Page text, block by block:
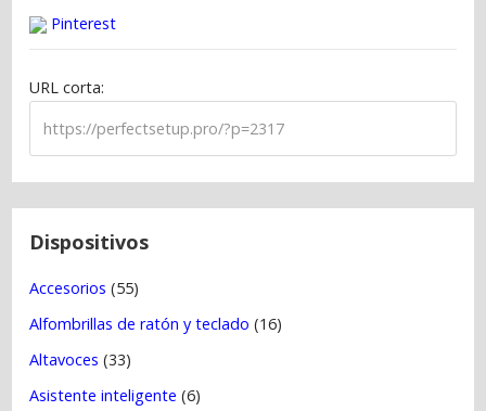
e
n
Pinterest
URL corta:
Dispositivos
Accesorios (55)
Alfombrillas de ratón y teclado (16)
Altavoces (33)
Asistente inteligente (6)